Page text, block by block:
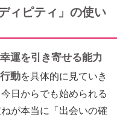
ィピティ」の使い
運を引き寄せる能力
動を具体的に見ていき
日からでも始められる
が本当に「出会いの確